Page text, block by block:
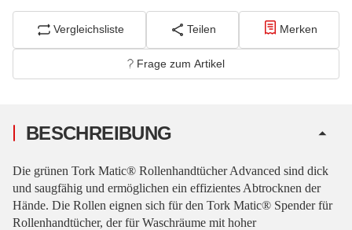
Vergleichsliste Teilen Merken
Frage zum Artikel
BESCHREIBUNG
Die grünen Tork Matic® Rollenhandtücher Advanced sind dick
und saugfähig und ermöglichen ein effizientes Abtrocknen der
Hände. Die Rollen eignen sich für den Tork Matic® Spender für
Rollenhandtücher, der für Waschräume mit hoher